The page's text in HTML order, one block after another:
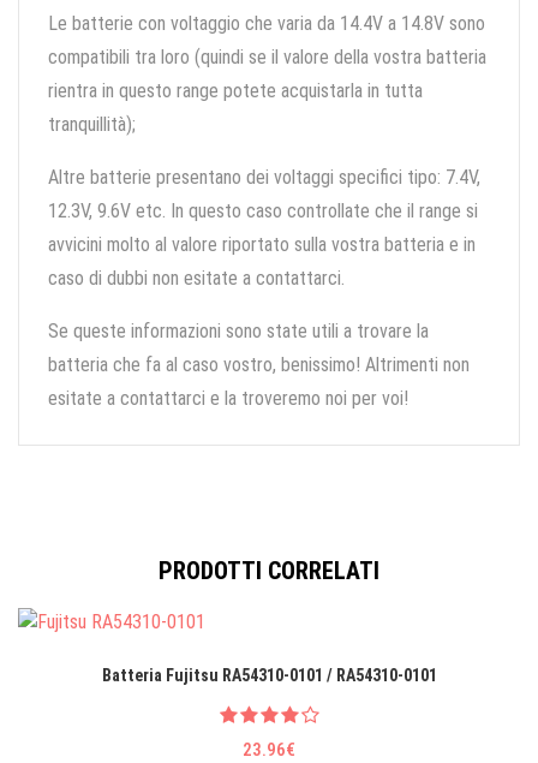
Le batterie con voltaggio che varia da 14.4V a 14.8V sono
compatibili tra loro (quindi se il valore della vostra batteria
rientra in questo range potete acquistarla in tutta
tranquillità);
Altre batterie presentano dei voltaggi specifici tipo: 7.4V,
12.3V, 9.6V etc. In questo caso controllate che il range si
avvicini molto al valore riportato sulla vostra batteria e in
caso di dubbi non esitate a contattarci.
Se queste informazioni sono state utili a trovare la
batteria che fa al caso vostro, benissimo! Altrimenti non
esitate a contattarci e la troveremo noi per voi!
PRODOTTI CORRELATI
Batteria Fujitsu RA54310-0101 / RA54310-0101
23.96€